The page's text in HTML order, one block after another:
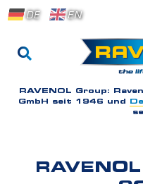
DE EN
RAVENOL Group:
GmbH seit 1946 und